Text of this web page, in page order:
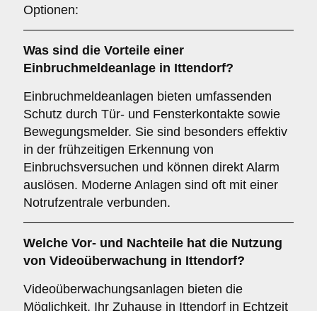
Optionen:
Was sind die Vorteile einer
Einbruchmeldeanlage in Ittendorf?
Einbruchmeldeanlagen bieten umfassenden
Schutz durch Tür- und Fensterkontakte sowie
Bewegungsmelder. Sie sind besonders effektiv
in der frühzeitigen Erkennung von
Einbruchsversuchen und können direkt Alarm
auslösen. Moderne Anlagen sind oft mit einer
Notrufzentrale verbunden.
Welche Vor- und Nachteile hat die Nutzung
von Videoüberwachung in Ittendorf?
Videoüberwachungsanlagen bieten die
Möglichkeit, Ihr Zuhause in Ittendorf in Echtzeit